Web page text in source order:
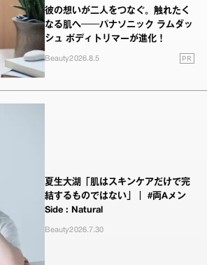
彼の想いが二人をつなぐ。触れたく
なる肌へ──パナソニック ラムダッ
シュ ボディトリマーが進化！
Beauty2026.8.5 PR
夏生大湖「肌はスキンケアだけで完
結するものではない」｜ #両Aメン
Side : Natural
Beauty2026.7.30